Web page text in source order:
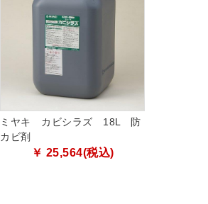
ミヤキ カビシラズ 18L 防
カビ剤
￥ 25,564(税込)